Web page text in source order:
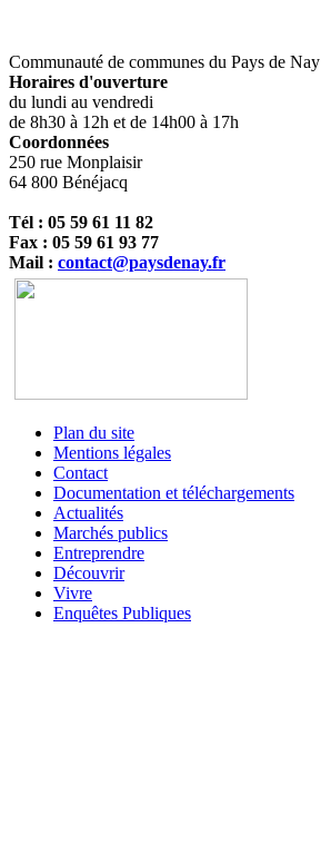
Communauté de communes du Pays de Nay
Horaires d'ouverture
du lundi au vendredi
de 8h30 à 12h et de 14h00 à 17h
Coordonnées
250 rue Monplaisir
64 800 Bénéjacq
Tél : 05 59 61 11 82
Fax : 05 59 61 93 77
Mail : contact@paysdenay.fr
Plan du site
Mentions légales
Contact
Documentation et téléchargements
Actualités
Marchés publics
Entreprendre
Découvrir
Vivre
Enquêtes Publiques